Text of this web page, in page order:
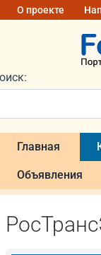
О проекте
Главная
Объявления